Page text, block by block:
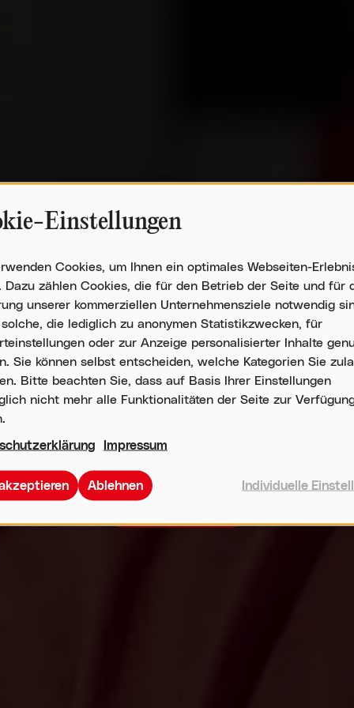
ETWAS
DAS BLEIBT.
bedeutet, Teil eines
sich weiterentwickelt. Wir
geschätzt wird, Menschen
Offene Stellen
Einstellungen
Cookies, um Ihnen ein optimales Webseiten-
Dazu zählen Cookies, die für den Betrieb der Seite und für
unserer kommerziellen Unternehmensziele notwendig
die lediglich zu anonymen Statistikzwecken, für
oder zur Anzeige personalisierter Inhalte
Sie können selbst entscheiden, welche Kategorien Sie
Bitte beachten Sie, dass auf Basis Ihrer Einstellungen
nicht mehr alle Funktionalitäten der Seite zur
Impressum
Individuelle
Ablehnen